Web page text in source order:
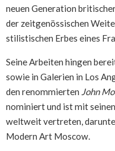
neuen Generation
der zeitgenössischen
stilistischen Erbes eines
Seine Arbeiten hingen
sowie in Galerien in Los
den renommierten John
nominiert und ist mit
weltweit vertreten,
Modern Art Moscow.